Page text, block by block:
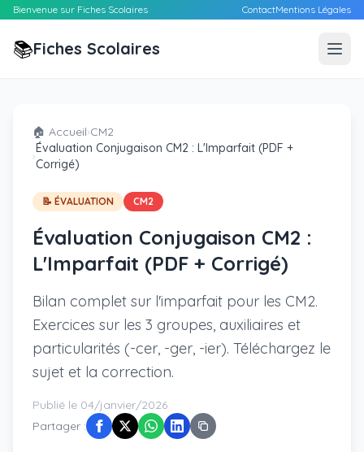
Bienvenue sur Fiches Scolaires ContactMentions Légales
📚Fiches Scolaires
🏠 Accueil›CM2
›
Évaluation Conjugaison CM2 : L'Imparfait (PDF +
Corrigé)
📝 ÉVALUATION CM2
Évaluation Conjugaison CM2 :
L'Imparfait (PDF + Corrigé)
Bilan complet sur l'imparfait pour les CM2.
Exercices sur les 3 groupes, auxiliaires et
particularités (-cer, -ger, -ier). Téléchargez le
sujet et la correction.
Publié le 04/janvier/2026
Partager :